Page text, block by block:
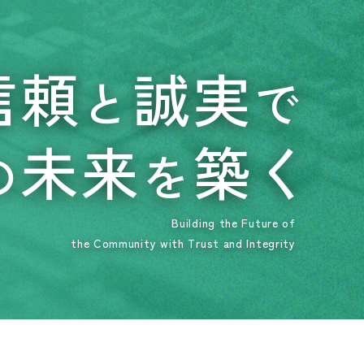
頼と誠実で
未来を築く
Building the Future of
the Community with Trust and Integrity